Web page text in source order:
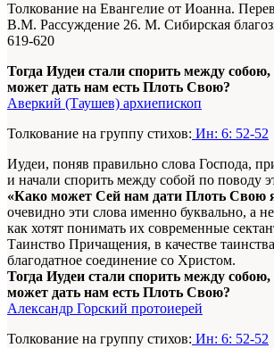
Толкование на Евангелие от Иоанна.
В.М. Рассуждение 26. М. Сибирская
619-620
Тогда Иудеи стали спорить между
может дать нам есть Плоть Свою?
Аверкий (Таушев) архиепископ
Толкование на группу стихов: Ин: 6: 52-52
Иудеи, поняв правильно слова Господа,
и начали спорить между собой по поводу
«Како может Сей нам дати Плоть Свою
очевидно эти слова именно буквально, а
как хотят понимать их современные
Таинство Причащения, в качестве
благодатное соединение со Христом.
Тогда Иудеи стали спорить между
может дать нам есть Плоть Свою?
Александр Горский протоиерей
Толкование на группу стихов: Ин: 6: 52-52